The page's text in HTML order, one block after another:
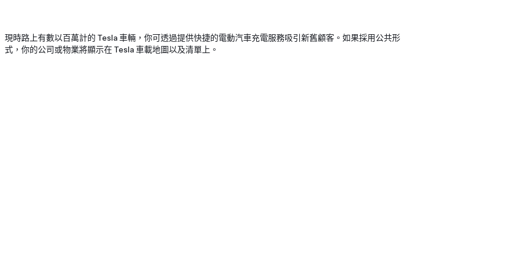
現時路上有數以百萬計的 Tesla 車輛，你可透過提供快捷的電動汽車充電服務吸引新舊顧客。如果採用公共形
式，你的公司或物業將顯示在 Tesla 車載地圖以及清單上。